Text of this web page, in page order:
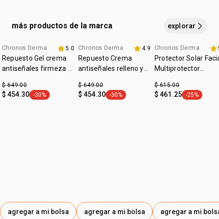
más productos de la marca explorar
2x1ROSTRO
Chronos Derma 5.0
Repuesto Gel crema
antiseñales​ firmeza y
fps 30
$ 649.00
$ 454.30 etiqueta -30%
-30%
agregar a mi bolsa
2x1ROSTRO
Chronos Derma 4.9
Repuesto Crema
antiseñales​ relleno y
fps 30
$ 649.00
$ 454.30 etiqueta -30%
-30%
agregar a mi bolsa
2x1ROSTRO
Chronos Derma
Protector Solar
Multiprotector
$ 615.00
$ 461.25 etiqueta -
-25%
agregar a mi